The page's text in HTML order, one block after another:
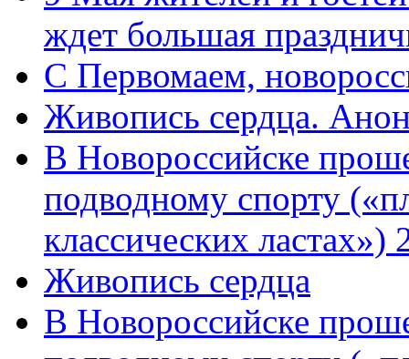
ждет большая
C Первомаем,
Живопись сердца.
В Новороссийске
подводному спорту
классических
Живопись сердца
В Новороссийске